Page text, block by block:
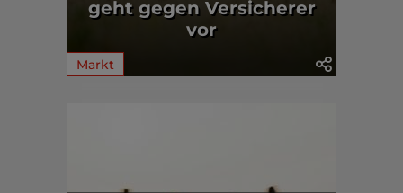
geht gegen Versicherer
vor
Markt